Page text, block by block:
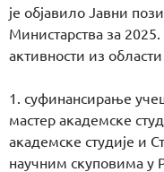
је објавило Јавни
Министарства за
активности из
1. суфинансирање
мастер академске
академске студије и
научним скуповима у